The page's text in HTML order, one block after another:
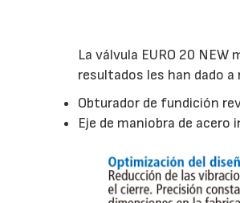
La válvula EURO 20
resultados les han dado
Obturador de fundición
Eje de maniobra de